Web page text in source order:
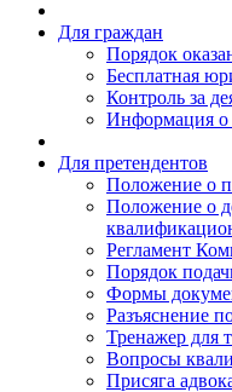
Для граждан
Порядок
Бесплатная
Контроль за
Информация о
Для претендентов
Положение о
Положение о
Регламент
Порядок
Формы
Разъяснение
Тренажер для
Вопросы
Присяга